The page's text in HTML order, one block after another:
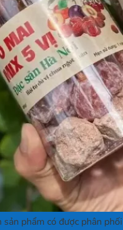
phẩm có được phân